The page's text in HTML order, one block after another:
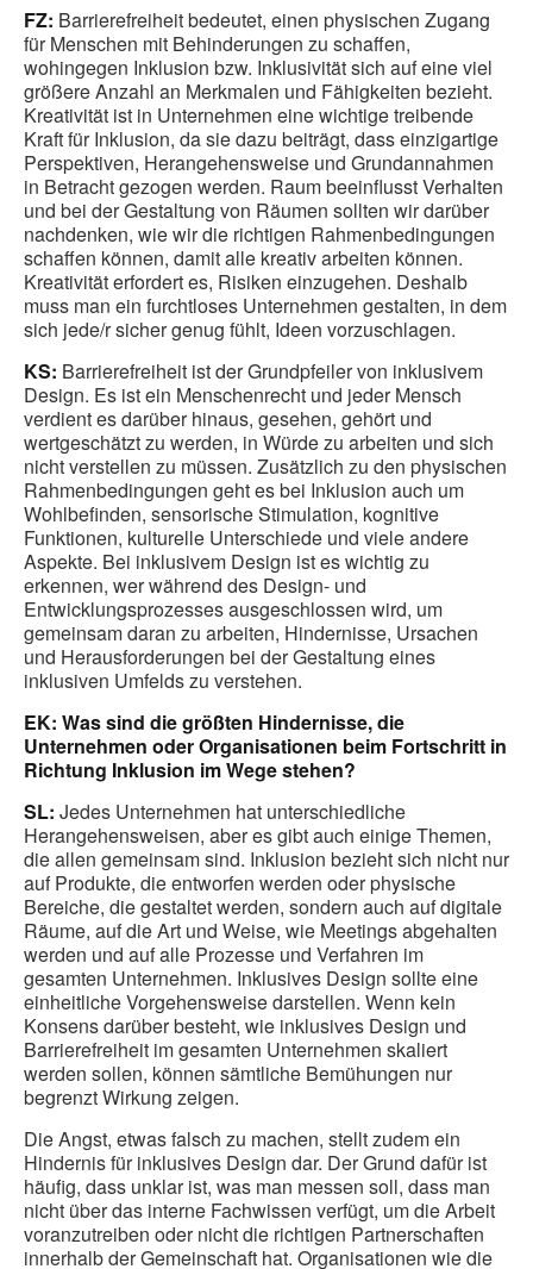
FZ: Barrierefreiheit bedeutet, einen physischen Zugang
für Menschen mit Behinderungen zu schaffen,
wohingegen Inklusion bzw. Inklusivität sich auf eine viel
größere Anzahl an Merkmalen und Fähigkeiten bezieht.
Kreativität ist in Unternehmen eine wichtige treibende
Kraft für Inklusion, da sie dazu beiträgt, dass einzigartige
Perspektiven, Herangehensweise und Grundannahmen
in Betracht gezogen werden. Raum beeinflusst Verhalten
und bei der Gestaltung von Räumen sollten wir darüber
nachdenken, wie wir die richtigen Rahmenbedingungen
schaffen können, damit alle kreativ arbeiten können.
Kreativität erfordert es, Risiken einzugehen. Deshalb
muss man ein furchtloses Unternehmen gestalten, in dem
sich jede/r sicher genug fühlt, Ideen vorzuschlagen.
KS: Barrierefreiheit ist der Grundpfeiler von inklusivem
Design. Es ist ein Menschenrecht und jeder Mensch
verdient es darüber hinaus, gesehen, gehört und
wertgeschätzt zu werden, in Würde zu arbeiten und sich
nicht verstellen zu müssen. Zusätzlich zu den physischen
Rahmenbedingungen geht es bei Inklusion auch um
Wohlbefinden, sensorische Stimulation, kognitive
Funktionen, kulturelle Unterschiede und viele andere
Aspekte. Bei inklusivem Design ist es wichtig zu
erkennen, wer während des Design- und
Entwicklungsprozesses ausgeschlossen wird, um
gemeinsam daran zu arbeiten, Hindernisse, Ursachen
und Herausforderungen bei der Gestaltung eines
inklusiven Umfelds zu verstehen.
EK: Was sind die größten Hindernisse, die
Unternehmen oder Organisationen beim Fortschritt in
Richtung Inklusion im Wege stehen?
SL: Jedes Unternehmen hat unterschiedliche
Herangehensweisen, aber es gibt auch einige Themen,
die allen gemeinsam sind. Inklusion bezieht sich nicht nur
auf Produkte, die entworfen werden oder physische
Bereiche, die gestaltet werden, sondern auch auf digitale
Räume, auf die Art und Weise, wie Meetings abgehalten
werden und auf alle Prozesse und Verfahren im
gesamten Unternehmen. Inklusives Design sollte eine
einheitliche Vorgehensweise darstellen. Wenn kein
Konsens darüber besteht, wie inklusives Design und
Barrierefreiheit im gesamten Unternehmen skaliert
werden sollen, können sämtliche Bemühungen nur
begrenzt Wirkung zeigen.
Die Angst, etwas falsch zu machen, stellt zudem ein
Hindernis für inklusives Design dar. Der Grund dafür ist
häufig, dass unklar ist, was man messen soll, dass man
nicht über das interne Fachwissen verfügt, um die Arbeit
voranzutreiben oder nicht die richtigen Partnerschaften
innerhalb der Gemeinschaft hat. Organisationen wie die